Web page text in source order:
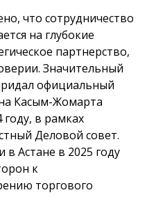
что сотрудничество
на глубокие
партнерство,
Значительный
официальный
Касым-Жомарта
в рамках
Деловой совет.
Астане в 2025 году
к
торгового